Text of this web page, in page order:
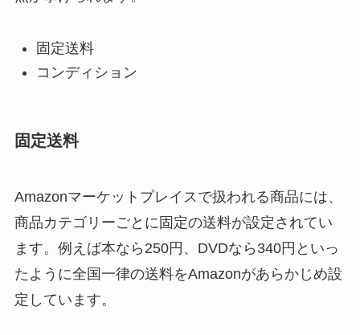
固定送料
コンディション
固定送料
Amazonマーケットプレイスで扱われる商品には、
商品カテゴリーごとに固定の送料が設定されてい
ます。例えば本なら250円、DVDなら340円といっ
たように全国一律の送料をAmazonがあらかじめ設
定しています。